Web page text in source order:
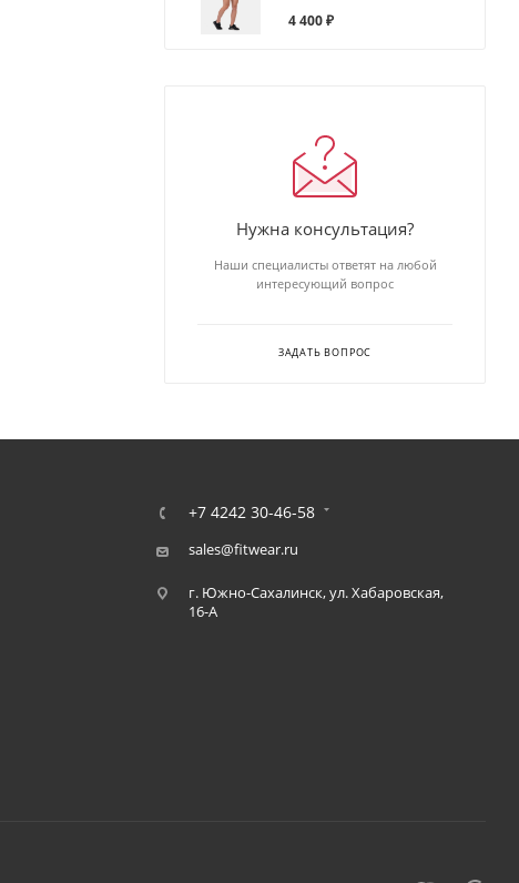
4 400₽
Нужна консультация?
Наши специалисты ответят на любой
интересующий вопрос
ЗАДАТЬ ВОПРОС
+7 4242 30-46-58
sales@fitwear.ru
г. Южно-Сахалинск, ул. Хабаровская,
16-А